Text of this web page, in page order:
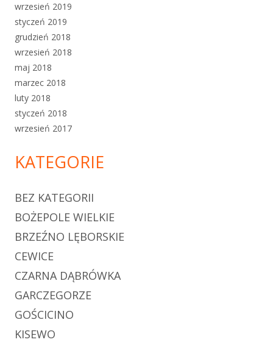
wrzesień 2019
styczeń 2019
grudzień 2018
wrzesień 2018
maj 2018
marzec 2018
luty 2018
styczeń 2018
wrzesień 2017
KATEGORIE
BEZ KATEGORII
BOŻEPOLE WIELKIE
BRZEŹNO LĘBORSKIE
CEWICE
CZARNA DĄBRÓWKA
GARCZEGORZE
GOŚCICINO
KISEWO